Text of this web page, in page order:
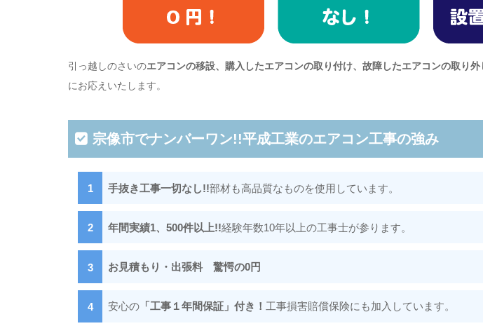
引っ越しのさいのエアコンの移設、購入したエアコンの取り付け、故障したエアコンの取り
にお応えいたします。
宗像市でナンバーワン!!平成工業のエアコン工事の強み
手抜き工事一切なし!!部材も高品質なものを使用しています。
年間実績1、500件以上!!経験年数10年以上の工事士が参ります。
お見積もり・出張料 驚愕の0円
安心の「工事１年間保証」付き！ 工事損害賠償保険にも加入しています。